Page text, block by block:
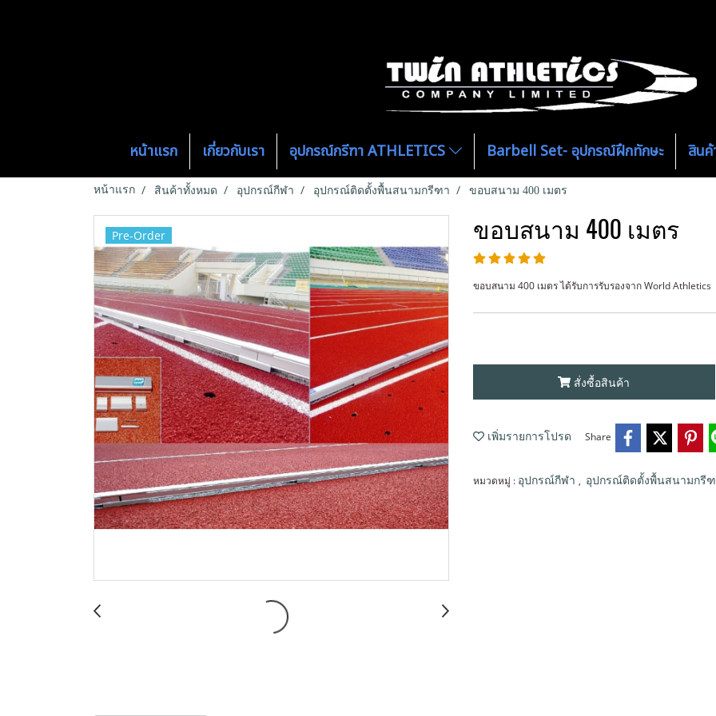
หน้าแรก เกี่ยวกับเรา อุปกรณ์กรีฑา ATHLETICS Barbell Set- อุปกรณ์ฝึกทักษะ สิน
หน้าแรก สินค้าทั้งหมด อุปกรณ์กีฬา อุปกรณ์ติดตั้งพื้นสนามกรีฑา ขอบสนาม 400 เมตร
Pre-Order ขอบสนาม 400 เมตร
ขอบสนาม 400 เมตร ได้รับการรับรองจาก World Athletics
สั่งซื้อสินค้า
เพิ่มรายการโปรด Share
หมวดหมู่ : อุปกรณ์กีฬา , อุปกรณ์ติดตั้งพื้นสนามกรี